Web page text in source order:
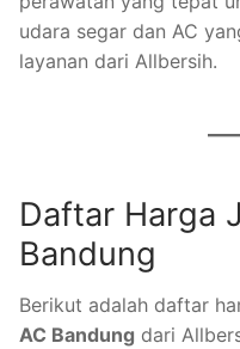
udara segar dan AC
layanan dari Allbersih.
Daftar Harga
Bandung
Berikut adalah daftar
AC Bandung dari